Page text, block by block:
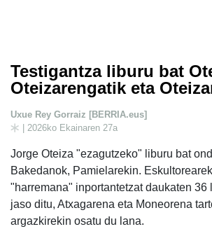
Testigantza liburu bat
Oteizarengatik eta
Uxue Rey Gorraiz [BERRIA.eus]
| 2026ko Ekainaren 27a
Jorge Oteiza "ezagutzeko" liburu bat
Bakedanok, Pamielarekin.
"harremana" inportantetzat daukaten 36
jaso ditu, Atxagarena eta Moneorena
argazkirekin osatu du lana.